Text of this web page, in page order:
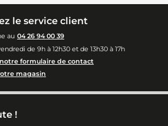
le service client
au 04 26 94 00 39
de 9h à 12h30 et de 13h30 à 17h
notre formulaire de contact
magasin
!